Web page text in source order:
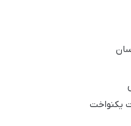
یکنواخت